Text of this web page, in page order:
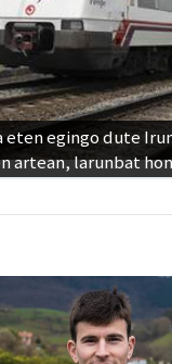
eten egingo dute
artean, larunbat